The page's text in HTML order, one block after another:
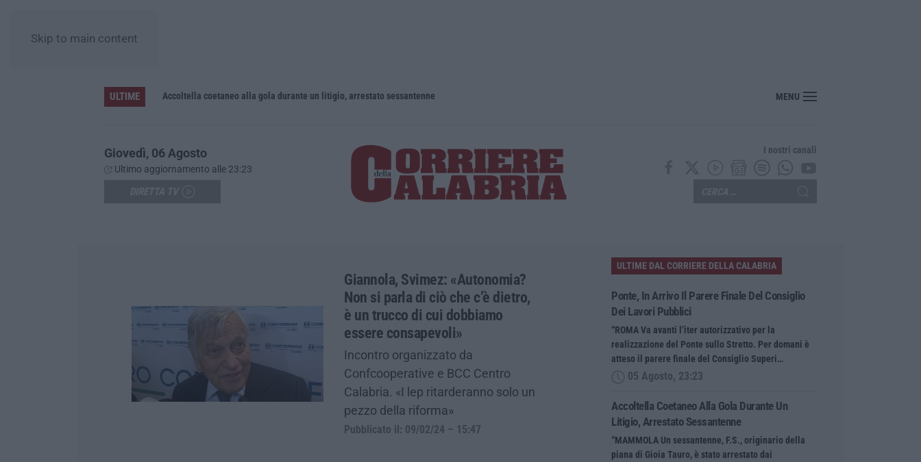
Skip to main content
ULTIME Accoltella coetaneo alla gola durante un litigio, arrestato sessantenne MENU
Giovedì, 06 Agosto
Ultimo aggiornamento alle 23:23
I nostri canali
Giannola, Svimez: «Autonomia?
Non si parla di ciò che c’è dietro,
è un trucco di cui dobbiamo
essere consapevoli»
Incontro organizzato da
Confcooperative e BCC Centro
Calabria. «I lep ritarderanno solo un
pezzo della riforma»
Pubblicato il: 09/02/24 – 15:47
ULTIME DAL CORRIERE DELLA CALABRIA
Ponte, In Arrivo Il Parere Finale Del Consiglio
Dei Lavori Pubblici
“ROMA Va avanti l’iter autorizzativo per la
realizzazione del Ponte sullo Stretto. Per domani è
atteso il parere finale del Consiglio Superi…
05 Agosto, 23:23
Accoltella Coetaneo Alla Gola Durante Un
Litigio, Arrestato Sessantenne
“MAMMOLA Un sessantenne, F.S., originario della
piana di Gioia Tauro, è stato arrestato dai